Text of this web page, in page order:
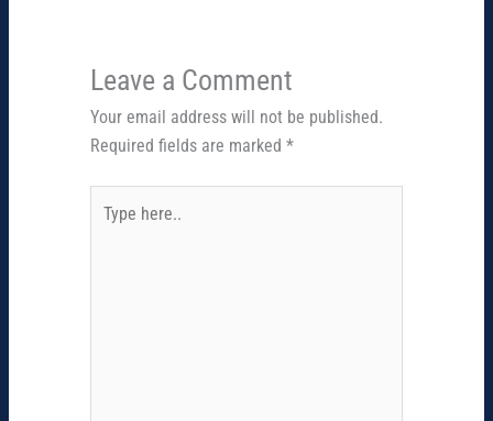
Leave a Comment
Your email address will not be published.
Required fields are marked *
here..